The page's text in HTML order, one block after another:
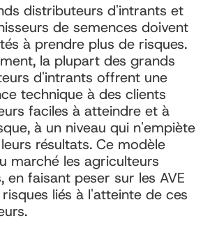
distributeurs d'intrants et
de semences doivent
à prendre plus de risques.
la plupart des grands
d'intrants offrent une
technique à des clients
faciles à atteindre et à
à un niveau qui n'empiète
résultats. Ce modèle
marché les agriculteurs
en faisant peser sur les AVE
liés à l'atteinte de ces